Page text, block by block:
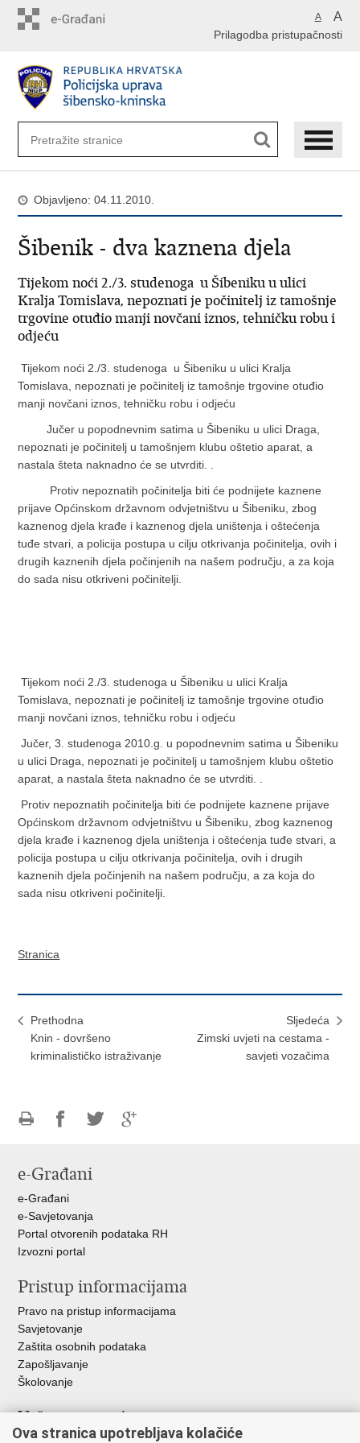
A A
Prilagodba pristupačnosti
Objavljeno: 04.11.2010.
Šibenik - dva kaznena djela
Tijekom noći 2./3. studenoga u Šibeniku u ulici
Kralja Tomislava, nepoznati je počinitelj iz tamošnje
trgovine otuđio manji novčani iznos, tehničku robu i
odjeću
Tijekom noći 2./3. studenoga u Šibeniku u ulici Kralja
Tomislava, nepoznati je počinitelj iz tamošnje trgovine otuđio
manji novčani iznos, tehničku robu i odjeću
Jučer u popodnevnim satima u Šibeniku u ulici Draga,
nepoznati je počinitelj u tamošnjem klubu oštetio aparat, a
nastala šteta naknadno će se utvrditi. .
Protiv nepoznatih počinitelja biti će podnijete kaznene
prijave Općinskom državnom odvjetništvu u Šibeniku, zbog
kaznenog djela krađe i kaznenog djela uništenja i oštećenja
tuđe stvari, a policija postupa u cilju otkrivanja počinitelja, ovih i
drugih kaznenih djela počinjenih na našem području, a za koja
do sada nisu otkriveni počinitelji.
Tijekom noći 2./3. studenoga u Šibeniku u ulici Kralja
Tomislava, nepoznati je počinitelj iz tamošnje trgovine otuđio
manji novčani iznos, tehničku robu i odjeću
Jučer, 3. studenoga 2010.g. u popodnevnim satima u Šibeniku
u ulici Draga, nepoznati je počinitelj u tamošnjem klubu oštetio
aparat, a nastala šteta naknadno će se utvrditi. .
Protiv nepoznatih počinitelja biti će podnijete kaznene prijave
Općinskom državnom odvjetništvu u Šibeniku, zbog kaznenog
djela krađe i kaznenog djela uništenja i oštećenja tuđe stvari, a
policija postupa u cilju otkrivanja počinitelja, ovih i drugih
kaznenih djela počinjenih na našem području, a za koja do
sada nisu otkriveni počinitelji.
Stranica
Prethodna
Knin - dovršeno
kriminalističko istraživanje
Sljedeća
Zimski uvjeti na cestama -
savjeti vozačima
FacebookuTwitteru
e-Građani
e-Građani
e-Savjetovanja
Portal otvorenih podataka RH
Izvozni portal
Pristup informacijama
Pravo na pristup informacijama
Savjetovanje
Zaštita osobnih podataka
Zapošljavanje
Školovanje
Važne poveznice
Ova stranica upotrebljava kolačiće